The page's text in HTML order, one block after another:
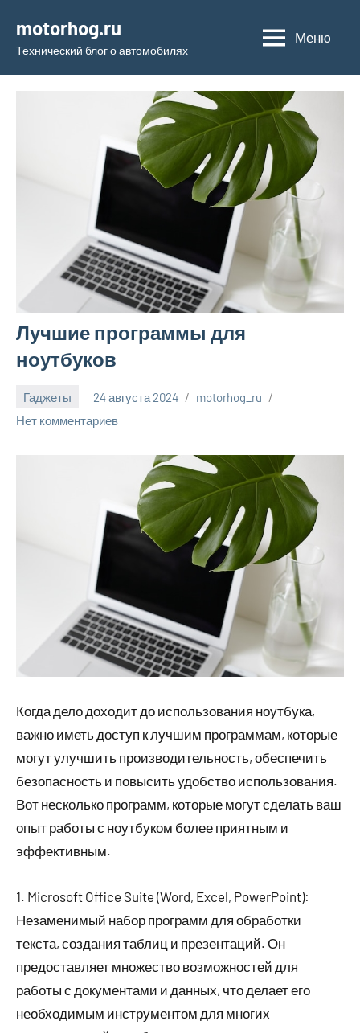
содержимому
motorhog.ru
Технический блог о автомобилях
Меню
Лучшие программы для
ноутбуков
Гаджеты 24 августа 2024
motorhog_ru
Нет комментариев
Когда дело доходит до использования ноутбука,
важно иметь доступ к лучшим программам, которые
могут улучшить производительность, обеспечить
безопасность и повысить удобство использования.
Вот несколько программ, которые могут сделать ваш
опыт работы с ноутбуком более приятным и
эффективным.
1. Microsoft Office Suite (Word, Excel, PowerPoint):
Незаменимый набор программ для обработки
текста, создания таблиц и презентаций. Он
предоставляет множество возможностей для
работы с документами и данных, что делает его
необходимым инструментом для многих